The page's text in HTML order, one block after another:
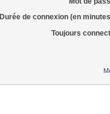
Durée de connexion (en
Toujours